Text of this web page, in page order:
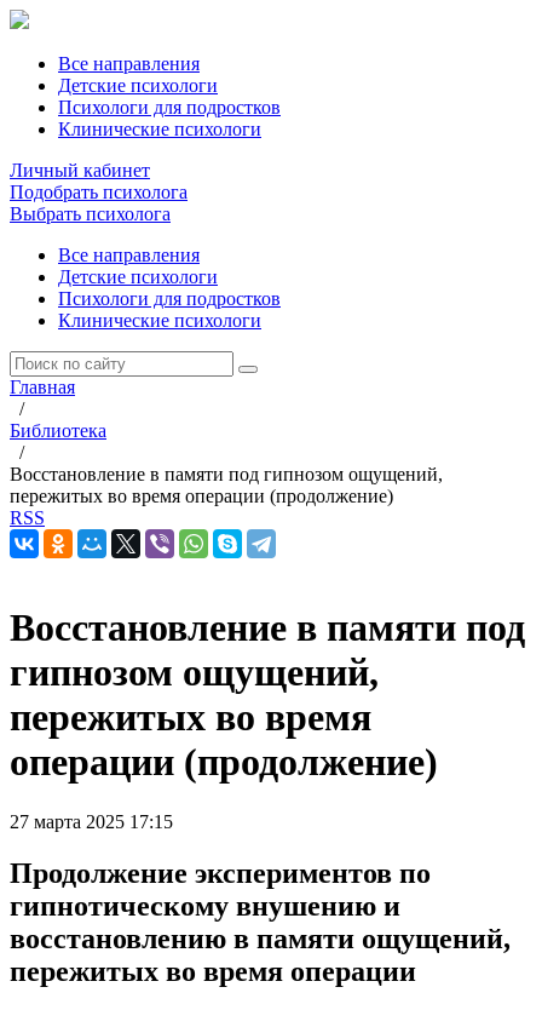
Все направления
Детские психологи
Психологи для подростков
Клинические психологи
Личный кабинет
Подобрать психолога
Выбрать психолога
Все направления
Детские психологи
Психологи для подростков
Клинические психологи
Главная
/
Библиотека
/
Восстановление в памяти под гипнозом ощущений,
пережитых во время операции (продолжение)
RSS
Восстановление в памяти под
гипнозом ощущений,
пережитых во время
операции (продолжение)
27 марта 2025 17:15
Продолжение экспериментов по
гипнотическому внушению и
восстановлению в памяти ощущений,
пережитых во время операции